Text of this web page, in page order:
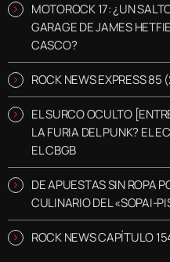
MOTOROCK 17: ¿UN
GARAGE DE JAMES
CASCO?
ROCK NEWS EXPRESS
EL SURCO OCULTO
LA FURIA DEL PUNK? EL
EL CBGB
DE APUESTAS SIN ROPA
CULINARIO DEL «SOPAI-
ROCK NEWS CAPÍTULO